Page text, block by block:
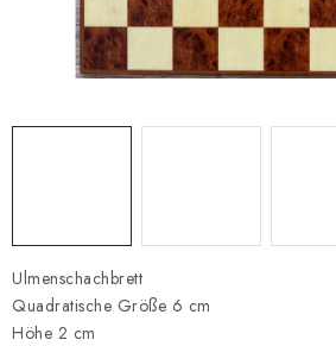
SCHACH GESCHENKE
GESCHÄFTSBEDINGUNGEN
Geschäftsbedingungen
Ulmenschachbrett
Quadratische Größe 6 cm
Höhe 2 cm